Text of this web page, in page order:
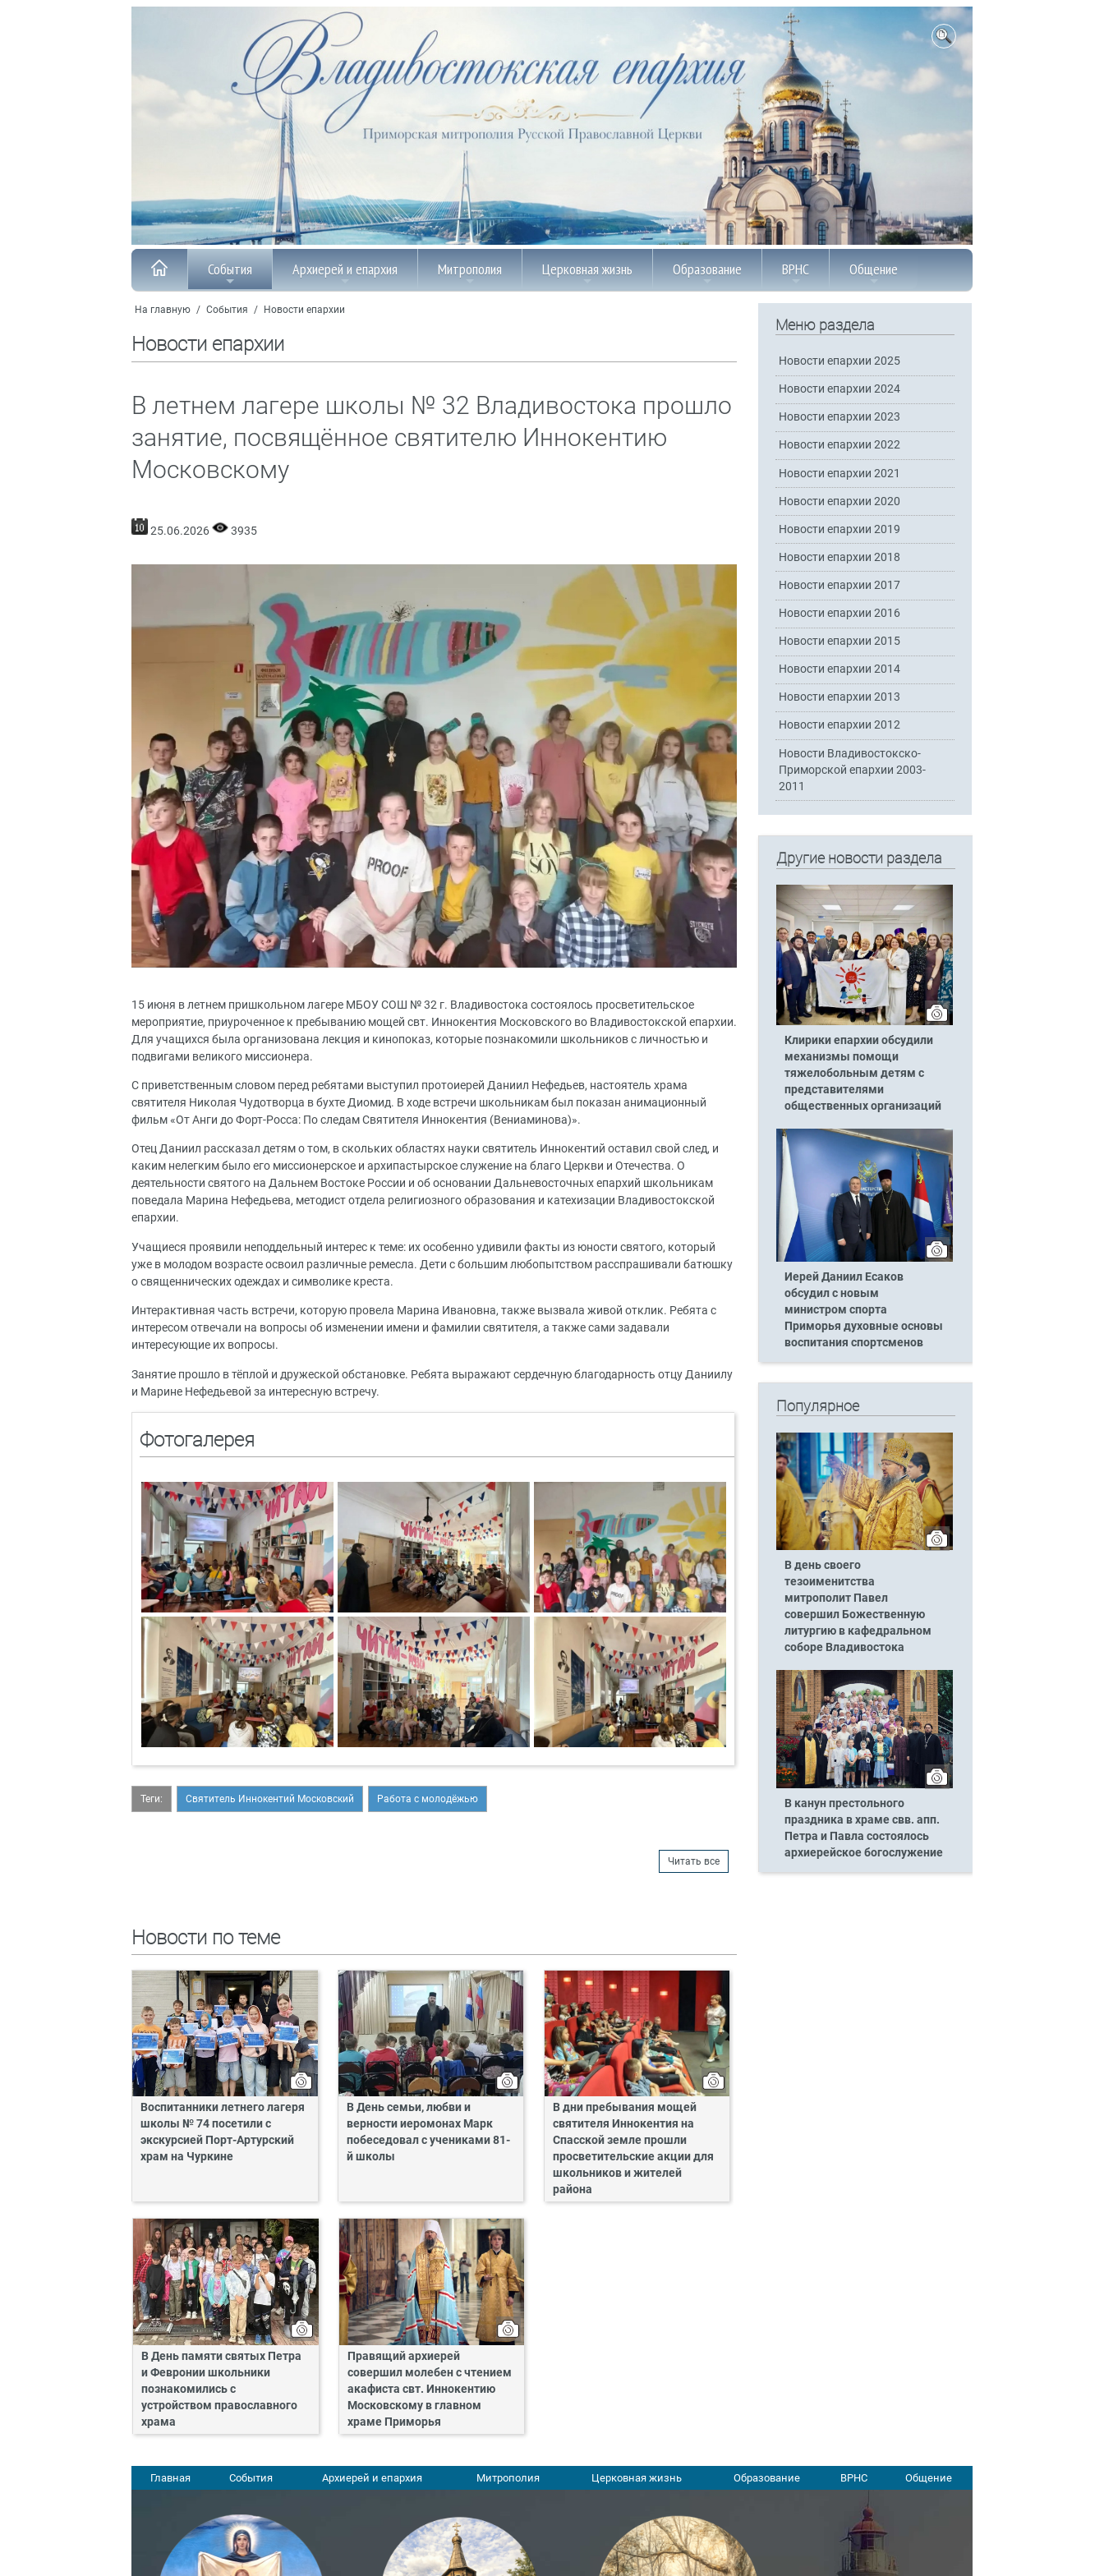
События Архиерей и епархия Митрополия Церковная жизнь Образование ВРНС Общение
На главную / События / Новости епархии
Новости епархии
В летнем лагере школы № 32 Владивостока прошло
занятие, посвящённое святителю Иннокентию
Московскому
25.06.2026 3935
15 июня в летнем пришкольном лагере МБОУ СОШ № 32 г. Владивостока состоялось просветительское
мероприятие, приуроченное к пребыванию мощей свт. Иннокентия Московского во Владивостокской епархии.
Для учащихся была организована лекция и кинопоказ, которые познакомили школьников с личностью и
подвигами великого миссионера.
С приветственным словом перед ребятами выступил протоиерей Даниил Нефедьев, настоятель храма
святителя Николая Чудотворца в бухте Диомид. В ходе встречи школьникам был показан анимационный
фильм «От Анги до Форт-Росса: По следам Святителя Иннокентия (Вениаминова)».
Отец Даниил рассказал детям о том, в скольких областях науки святитель Иннокентий оставил свой след, и
каким нелегким было его миссионерское и архипастырское служение на благо Церкви и Отечества. О
деятельности святого на Дальнем Востоке России и об основании Дальневосточных епархий школьникам
поведала Марина Нефедьева, методист отдела религиозного образования и катехизации Владивостокской
епархии.
Учащиеся проявили неподдельный интерес к теме: их особенно удивили факты из юности святого, который
уже в молодом возрасте освоил различные ремесла. Дети с большим любопытством расспрашивали батюшку
о священнических одеждах и символике креста.
Интерактивная часть встречи, которую провела Марина Ивановна, также вызвала живой отклик. Ребята с
интересом отвечали на вопросы об изменении имени и фамилии святителя, а также сами задавали
интересующие их вопросы.
Занятие прошло в тёплой и дружеской обстановке. Ребята выражают сердечную благодарность отцу Даниилу
и Марине Нефедьевой за интересную встречу.
Фотогалерея
Теги: Святитель Иннокентий Московский Работа с молодёжью
Читать все
Новости по теме
Воспитанники летнего лагеря
школы № 74 посетили с
экскурсией Порт-Артурский
храм на Чуркине
В День семьи, любви и
верности иеромонах Марк
побеседовал с учениками 81-
й школы
В дни пребывания мощей
святителя Иннокентия на
Спасской земле прошли
просветительские акции для
школьников и жителей
района
В День памяти святых Петра
и Февронии школьники
познакомились с
устройством православного
храма
Правящий архиерей
совершил молебен с чтением
акафиста свт. Иннокентию
Московскому в главном
храме Приморья
Меню раздела
Новости епархии 2025
Новости епархии 2024
Новости епархии 2023
Новости епархии 2022
Новости епархии 2021
Новости епархии 2020
Новости епархии 2019
Новости епархии 2018
Новости епархии 2017
Новости епархии 2016
Новости епархии 2015
Новости епархии 2014
Новости епархии 2013
Новости епархии 2012
Новости Владивостокско-
Приморской епархии 2003-
2011
Другие новости раздела
Клирики епархии обсудили
механизмы помощи
тяжелобольным детям с
представителями
общественных организаций
Иерей Даниил Есаков
обсудил с новым
министром спорта
Приморья духовные основы
воспитания спортсменов
Популярное
В день своего
тезоименитства
митрополит Павел
совершил Божественную
литургию в кафедральном
соборе Владивостока
В канун престольного
праздника в храме свв. апп.
Петра и Павла состоялось
архиерейское богослужение
Главная События Архиерей и епархия Митрополия Церковная жизнь Образование ВРНС Общение